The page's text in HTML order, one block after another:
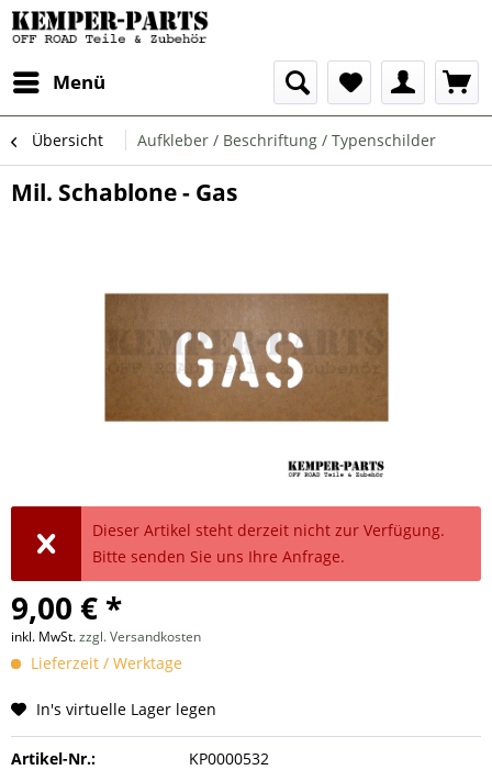
Menü
Übersicht Aufkleber / Beschriftung / Typenschilder
Mil. Schablone - Gas
Dieser Artikel steht derzeit nicht zur Verfügung.
Bitte senden Sie uns Ihre Anfrage.
9,00 € *
inkl. MwSt.zzgl. Versandkosten
Lieferzeit / Werktage
In's virtuelle Lager legen
Artikel-Nr.:
KP0000532